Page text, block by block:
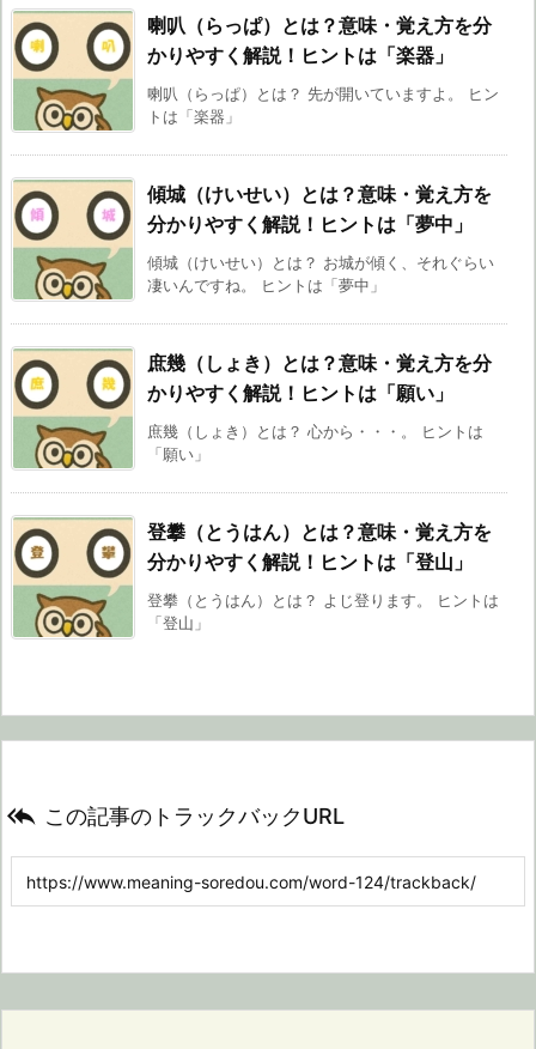
喇叭（らっぱ）とは？意味・覚え方を分
かりやすく解説！ヒントは「楽器」
喇叭（らっぱ）とは？ 先が開いていますよ。 ヒン
トは「楽器」
傾城（けいせい）とは？意味・覚え方を
分かりやすく解説！ヒントは「夢中」
傾城（けいせい）とは？ お城が傾く、それぐらい
凄いんですね。 ヒントは「夢中」
庶幾（しょき）とは？意味・覚え方を分
かりやすく解説！ヒントは「願い」
庶幾（しょき）とは？ 心から・・・。 ヒントは
「願い」
登攀（とうはん）とは？意味・覚え方を
分かりやすく解説！ヒントは「登山」
登攀（とうはん）とは？ よじ登ります。 ヒントは
「登山」
 この記事のトラックバックURL